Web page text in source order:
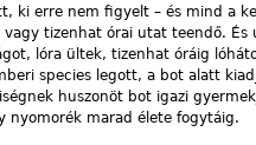
ki erre nem figyelt – és mind a
vagy tizenhat órai utat teendő.
lóra ültek, tizenhat óráig
species legott, a bot alatt
huszonöt bot igazi
nyomorék marad élete fogytáig.